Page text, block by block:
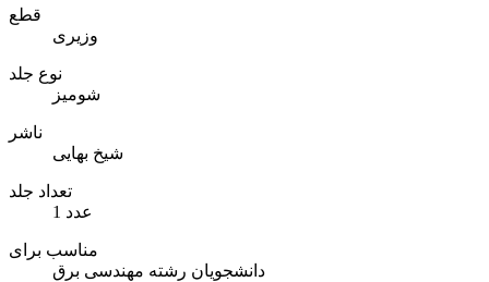
قطع
وزیری
نوع جلد
شومیز
ناشر
شیخ بهایی
تعداد جلد
1 عدد
مناسب برای
دانشجویان رشته مهندسی برق